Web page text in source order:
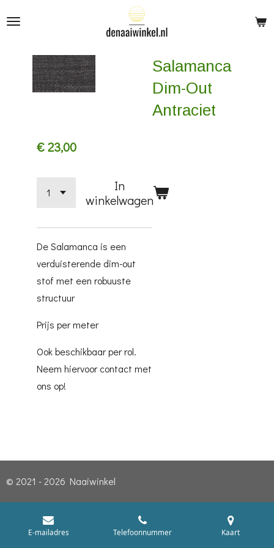
hoofdinhoud
Salamanca
Dim-Out
Antraciet
€ 23,00
In
winkelwagen
De Salamanca is een
verduisterende dim-out
stof met een robuuste
structuur
Prijs per meter
Ook beschikbaar per rol.
Neem hiervoor contact met
ons op!
© 2021 - 2026 Naaiwinkel
E-mailadres Telefoonnummer Kaart